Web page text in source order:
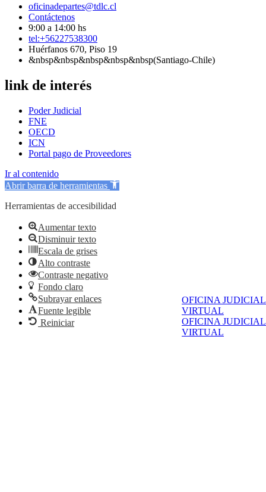
OFICINA JUDICIAL
VIRTUAL
OFICINA JUDICIAL
VIRTUAL
oficinadepartes@tdlc.cl
Contáctenos
9:00 a 14:00 hs
tel:+56227538300
Huérfanos 670, Piso 19
&nbsp&nbsp&nbsp&nbsp&nbsp(Santiago-Chile)
link de interés
Poder Judicial
FNE
OECD
ICN
Portal pago de Proveedores
Ir al contenido
Abrir barra de herramientas
Herramientas de accesibilidad
Aumentar texto
Disminuir texto
Escala de grises
Alto contraste
Contraste negativo
Fondo claro
Subrayar enlaces
Fuente legible
Reiniciar